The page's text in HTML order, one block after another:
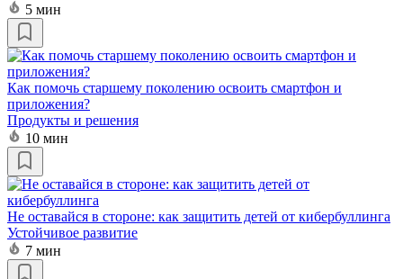
5 мин
Как помочь старшему поколению освоить смартфон и
приложения?
Продукты и решения
10 мин
Не оставайся в стороне: как защитить детей от кибербуллинга
Устойчивое развитие
7 мин